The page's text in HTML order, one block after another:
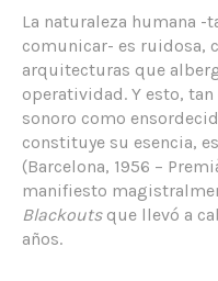
La naturaleza humana -
comunicar- es ruidosa,
arquitecturas que
operatividad. Y esto,
sonoro como
constituye su esencia,
(Barcelona, 1956 –
manifiesto
Blackoutsque llevó a
años.